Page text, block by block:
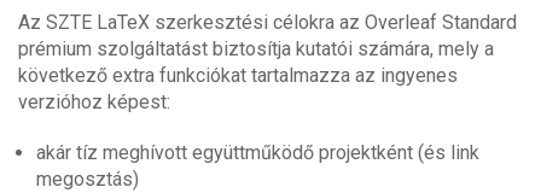
Az SZTE LaTeX szerkesztési célokra az Overleaf Standard
prémium szolgáltatást biztosítja kutatói számára, mely a
következő extra funkciókat tartalmazza az ingyenes
verzióhoz képest:
akár tíz meghívott együttműködő projektként (és link
megosztás)